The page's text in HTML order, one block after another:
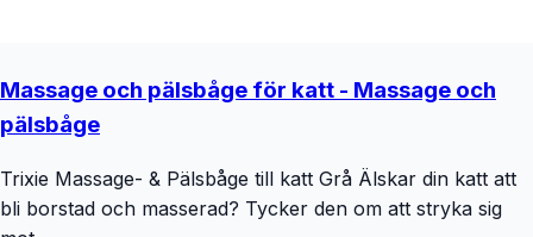
Massage och pälsbåge för katt - Massage och
pälsbåge
Trixie Massage- & Pälsbåge till katt Grå Älskar din katt att
bli borstad och masserad? Tycker den om att stryka sig